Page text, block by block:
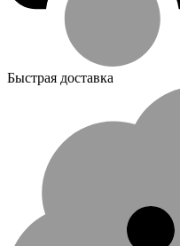
Быстрая доставка